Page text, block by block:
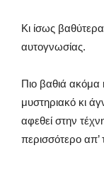
Κι ίσως
αυτογνωσίας.
Πιο βαθιά ακόμα
μυστηριακό κι
αφεθεί στην
περισσότερο απ’